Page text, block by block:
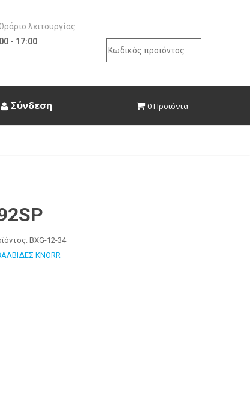
Ωράριο λειτουργίας
- 17:00
Search
for:
Σύνδεση 0 Προϊόντα
BXG-12-34
KNORR